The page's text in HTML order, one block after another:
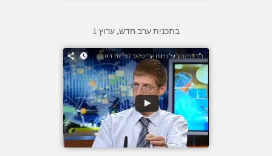
בתכנית ערב חדש, ערוץ 1